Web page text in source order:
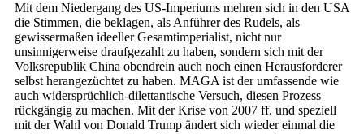
Mit dem Niedergang des US-Imperiums mehren sich in den USA
die Stimmen, die beklagen, als Anführer des Rudels, als
gewissermaßen ideeller Gesamtimperialist, nicht nur
unsinnigerweise draufgezahlt zu haben, sondern sich mit der
Volksrepublik China obendrein auch noch einen Herausforderer
selbst herangezüchtet zu haben. MAGA ist der umfassende wie
auch widersprüchlich-dilettantische Versuch, diesen Prozess
rückgängig zu machen. Mit der Krise von 2007 ff. und speziell
mit der Wahl von Donald Trump ändert sich wieder einmal die